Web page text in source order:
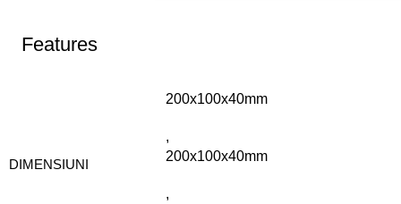
Features
DIMENSIUNI
200x100x40mm
,
200x100x40mm
,